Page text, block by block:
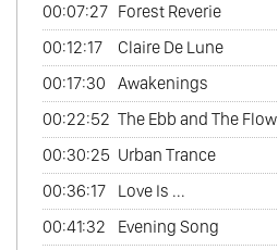
00:07:27 Forest Reverie
00:12:17
Claire De Lune
00:17:30
Awakenings
00:22:52 The Ebb and The Flow
00:30:25 Urban Trance
00:36:17
Love Is ...
00:41:32
Evening Song